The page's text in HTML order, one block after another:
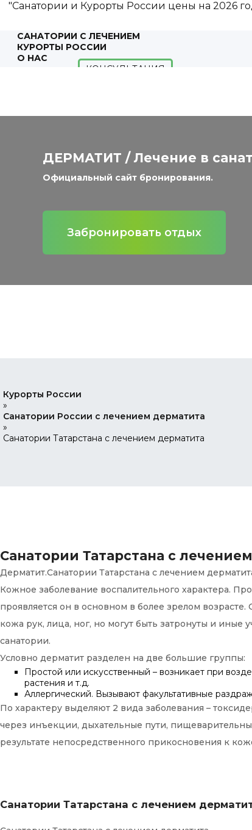
"Санатории и Курорты России цены на 2026
САНАТОРИИ С ЛЕЧЕНИЕМ
КУРОРТЫ РОССИИ
О НАС
КОНСУЛЬТАЦИЯ
ДЕРМАТИТ / Лечение в
Официальный сайт бронирования.
Забронировать отдых
Курорты России
»
Санатории России с лечением дерматита
»
Санатории Татарстана с лечением дерматита
Санатории Татарстана с
Дерматит.Санатории Татарстана с лечением
Кожное заболевание воспалительного характера.
проявляется он в основном в более зрелом
кожа рук, лица, ног, но могут быть затронуты и
санатории.
Условно дерматит разделен на две большие группы:
Простой или искусственный – возникает при
растения и т.д.
Аллергический. Вызывают факультативные
По характеру выделяют 2 вида заболевания –
через инъекции, дыхательные пути,
результате непосредственного прикосновения к
Санатории Татарстана с лечением